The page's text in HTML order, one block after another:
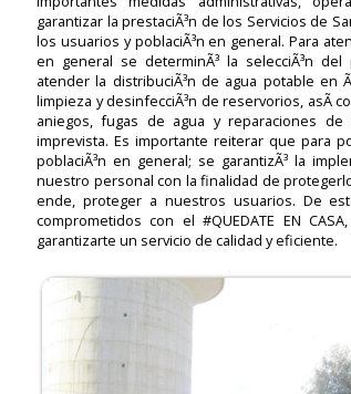
garantizar la prestaciÃ³n de los Servicios de
los usuarios y poblaciÃ³n en general. Para
en general se determinÃ³ la selecciÃ³n
atender la distribuciÃ³n de agua potable en
limpieza y desinfecciÃ³n de reservorios, asÃ­
aniegos, fugas de agua y reparaciones
imprevista. Es importante reiterar que para
poblaciÃ³n en general; se garantizÃ³ la
nuestro personal con la finalidad de
ende, proteger a nuestros usuarios. De
comprometidos con el #QUEDATE EN
garantizarte un servicio de calidad y eficiente.